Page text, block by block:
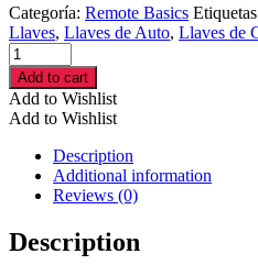
Categoría: Remote Basics
Llaves, Llaves de Auto, Llaves de
Control
Ford
5B
315Mhz
cantidad
Add to cart
Add to Wishlist
Add to Wishlist
Description
Additional information
Reviews (0)
Description